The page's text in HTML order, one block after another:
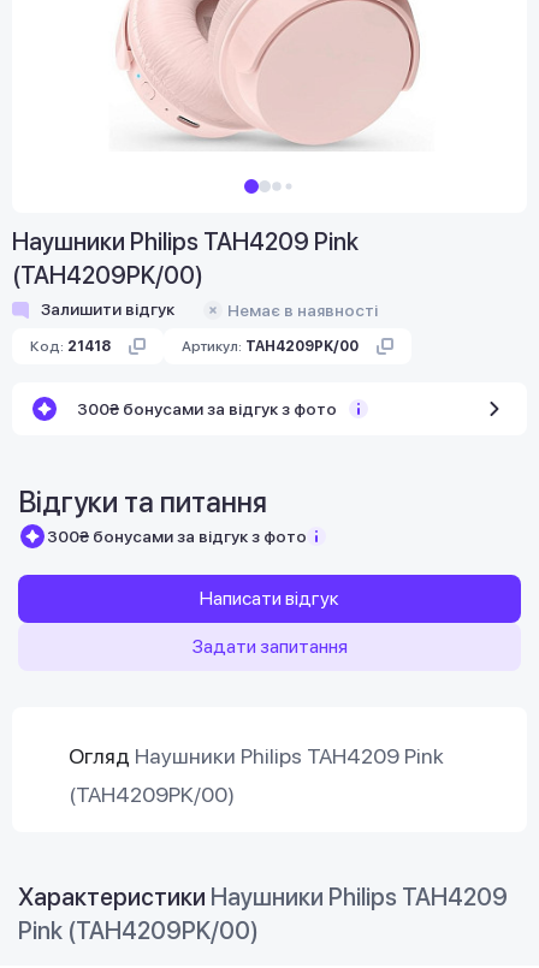
Наушники Philips TAH4209 Pink
(TAH4209PK/00)
Залишити відгук Немає в наявності
Код: 21418 Артикул: TAH4209PK/00
300₴ бонусами за відгук з фото
Відгуки та питання
300₴ бонусами за відгук з фото
Написати відгук
Задати запитання
Огляд Наушники Philips TAH4209 Pink
(TAH4209PK/00)
Характеристики Наушники Philips TAH4209
Pink (TAH4209PK/00)